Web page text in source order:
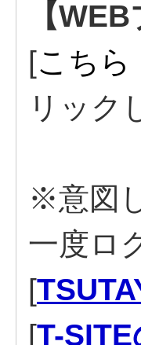
【
[こちら
リック
※意図
一度ロ
[
[T-SITE